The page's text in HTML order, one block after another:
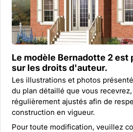
Le modèle Bernadotte 2 est
sur les droits d'auteur.
Les illustrations et photos
du plan détaillé que vous
régulièrement ajustés afin de
construction en vigueur.
Pour toute modification, veuillez